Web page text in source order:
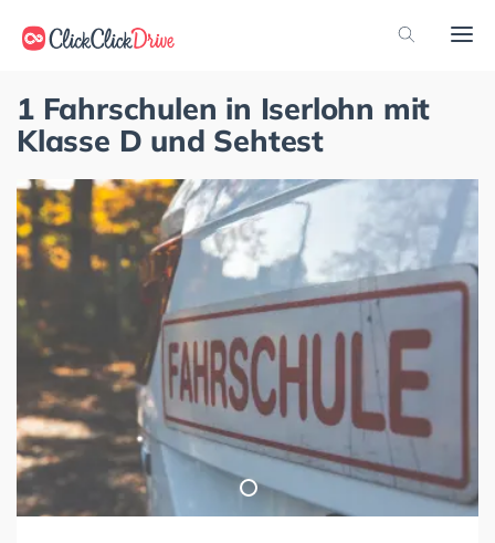
1 Fahrschulen in Iserlohn mit
Klasse D und Sehtest